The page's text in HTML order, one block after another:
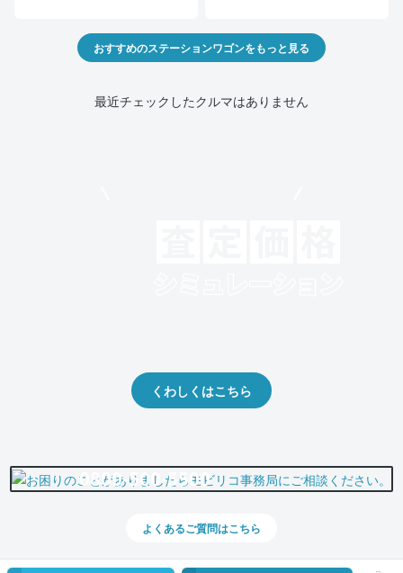
おすすめのステーションワゴンをもっと見る
最近チェックしたクルマはありません
くわしくはこちら
0800-500-5500
よくあるご質問はこちら